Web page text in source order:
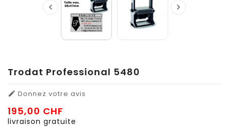
 
Trodat Professional 5480
 Donnez votre avis
195,00 CHF
livraison gratuite